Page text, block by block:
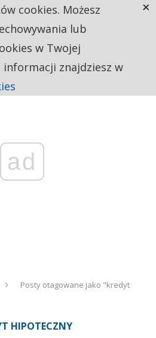
ad
Posty otagowane jako "kredyt
HIPOTECZNY
cookies. Możesz
lub
w Twojej
informacji znajdziesz w
×